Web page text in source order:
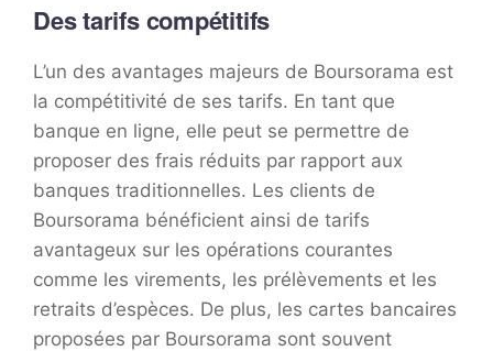
Des tarifs compétitifs
L’un des avantages majeurs de Boursorama est
la compétitivité de ses tarifs. En tant que
banque en ligne, elle peut se permettre de
proposer des frais réduits par rapport aux
banques traditionnelles. Les clients de
Boursorama bénéficient ainsi de tarifs
avantageux sur les opérations courantes
comme les virements, les prélèvements et les
retraits d’espèces. De plus, les cartes bancaires
proposées par Boursorama sont souvent